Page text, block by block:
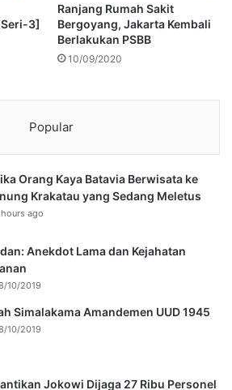
3]
Ranjang Rumah Sakit
Bergoyang, Jakarta Kembali
Berlakukan PSBB
10/09/2020
Popular
Orang Kaya Batavia Berwisata ke
Krakatau yang Sedang Meletus
ago
Anekdot Lama dan Kejahatan
10/2019
Simalakama Amandemen UUD 1945
10/2019
Jokowi Dijaga 27 Ribu Personel